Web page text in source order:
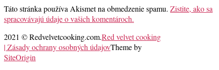
Táto stránka používa Akismet na obmedzenie spamu. Zistite, ako sa
spracovávajú údaje o vašich komentároch.
2021 © Redvelvetcooking.com.Red velvet cooking
| Zásady ochrany osobných údajovTheme by
SiteOrigin